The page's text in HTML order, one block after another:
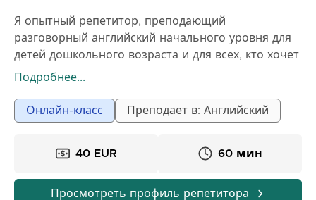
Я опытный репетитор, преподающий
разговорный английский начального уровня для
детей дошкольного возраста и для всех, кто хочет
улучшить свои навыки говорения на английском
в художественной академии для детей начальной
школы и работу в качестве координатора по
грамотности на английском языке в Лондоне.
Подробнее...
Онлайн-класс Преподает в: Английский
40 EUR 60 мин
Просмотреть профиль репетитора